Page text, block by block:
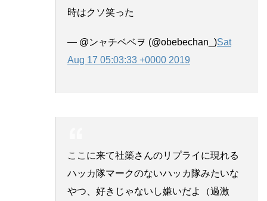
時はクソ笑った
— @ンャチベベヲ (@obebechan_)Sat
Aug 17 05:03:33 +0000 2019
ここに来て社築さんのリプライに現れる
ハッカ隊マークのないハッカ隊みたいな
やつ、好きじゃないし嫌いだよ（過激